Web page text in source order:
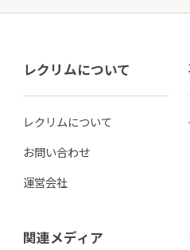
レクリムについて
レクリムについて
お問い合わせ
運営会社
関連メディア